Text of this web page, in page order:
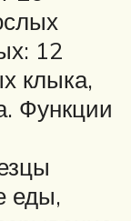
12
клыка,
Функции
еды,